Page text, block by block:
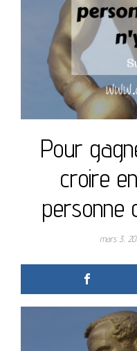
Pour
croire
personne
mars 3,